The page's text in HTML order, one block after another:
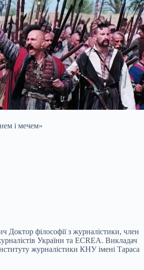
і мечем»
Доктор філософії з журналістики, член
України та ECREA. Викладач
журналістики КНУ імені Тараса